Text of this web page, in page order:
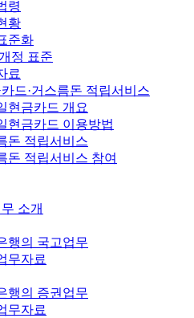
령
황
준화
정 표준
료
드·거스름돈 적립서비스
현금카드 개요
현금카드 이용방법
돈 적립서비스
돈 적립서비스 참여
소개
행의 국고업무
무자료
행의 증권업무
무자료